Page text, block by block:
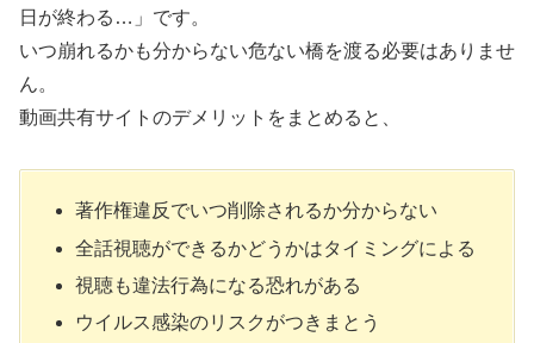
日が終わる…」です。
いつ崩れるかも分からない危ない橋を渡る必要はありませ
ん。
動画共有サイトのデメリットをまとめると、
著作権違反でいつ削除されるか分からない
全話視聴ができるかどうかはタイミングによる
視聴も違法行為になる恐れがある
ウイルス感染のリスクがつきまとう